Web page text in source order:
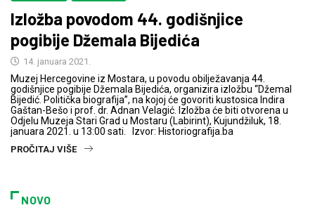
Izložba povodom 44. godišnjice
pogibije Džemala Bijedića
14. januara 2021.
Muzej Hercegovine iz Mostara, u povodu obilježavanja 44.
godišnjice pogibije Džemala Bijedića, organizira izložbu “Džemal
Bijedić. Politička biografija”, na kojoj će govoriti kustosica Indira
Gaštan-Bešo i prof. dr. Adnan Velagić. Izložba će biti otvorena u
Odjelu Muzeja Stari Grad u Mostaru (Labirint), Kujundžiluk, 18.
januara 2021. u 13:00 sati. Izvor: Historiografija.ba
PROČITAJ VIŠE
NOVO